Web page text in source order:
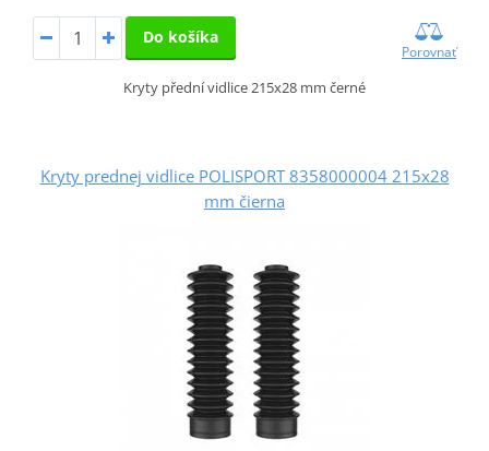
Do košíka
Porovnať
Kryty přední vidlice 215x28 mm černé
Kryty prednej vidlice POLISPORT 8358000004 215x28
mm čierna